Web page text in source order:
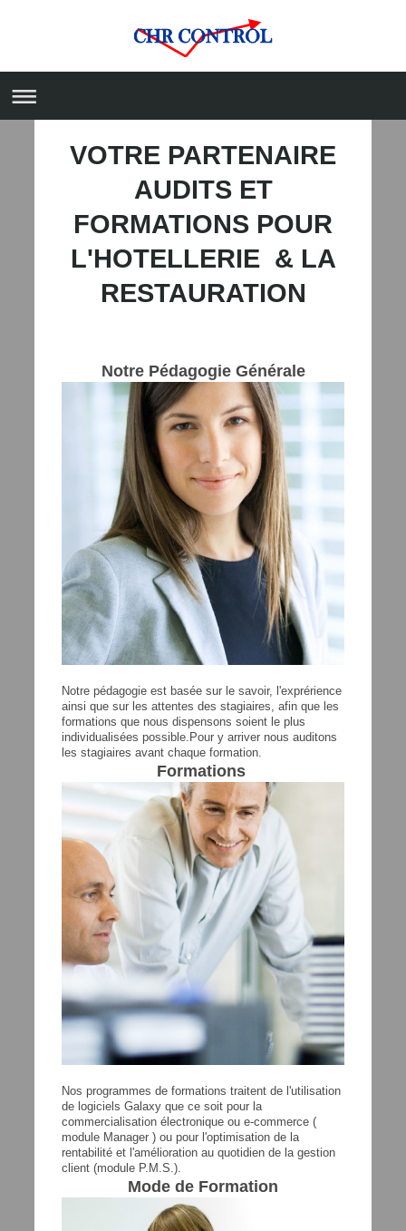
VOTRE PARTENAIRE
AUDITS ET
FORMATIONS POUR
L'HOTELLERIE & LA
RESTAURATION
Notre Pédagogie Générale
Notre pédagogie est basée sur le savoir, l'exprérience
ainsi que sur les attentes des stagiaires, afin que les
formations que nous dispensons soient le plus
individualisées possible.Pour y arriver nous auditons
les stagiaires avant chaque formation.
Formations
Nos programmes de formations traitent de l'utilisation
de logiciels Galaxy que ce soit pour la
commercialisation électronique ou e-commerce (
module Manager ) ou pour l'optimisation de la
rentabilité et l'amélioration au quotidien de la gestion
client (module P.M.S.).
Mode de Formation